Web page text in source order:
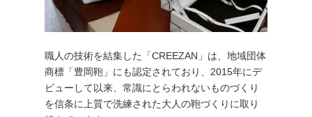
職人の技術を結集した「CREEZAN」は、地域団体
商標「豊岡鞄」にも認定されており、2015年にデ
ビューして以来、常識にとらわれないものづくり
を信条に上質で洗練された大人の鞄づくりに取り